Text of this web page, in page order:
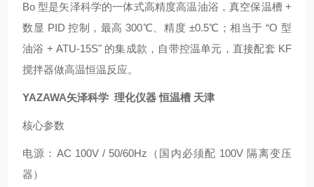
Bo 型是矢泽科学的一体式高精度高温油浴，真空保温槽 +
数显 PID 控制，最高 300℃、精度 ±0.5℃；相当于 “O 型
油浴 + ATU‑15S" 的集成款，自带控温单元，直接配套 KF
搅拌器做高温恒温反应。
YAZAWA矢泽科学 理化仪器 恒温槽 天津
核心参数
电源：AC 100V / 50/60Hz（国内必须配 100V 隔离变压
器）